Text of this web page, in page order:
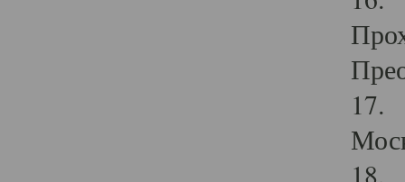
17.
18.